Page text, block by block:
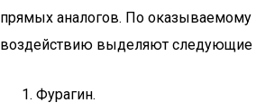
прямых аналогов. По оказываемому
воздействию выделяют следующие
Фурагин.